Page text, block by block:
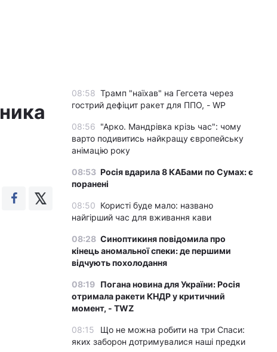
08:58 Трамп "наїхав" на Гегсета через
гострий дефіцит ракет для ППО, - WP
08:56 "Арко. Мандрівка крізь час": чому
варто подивитись найкращу європейську
анімацію року
08:53 Росія вдарила 8 КАБами по Сумах: є
поранені
08:50 Користі буде мало: названо
найгірший час для вживання кави
08:28 Синоптикиня повідомила про
кінець аномальної спеки: де першими
відчують похолодання
08:19 Погана новина для України: Росія
отримала ракети КНДР у критичний
момент, - TWZ
08:15
Що не можна робити на три Спаси:
яких заборон дотримувалися наші предки